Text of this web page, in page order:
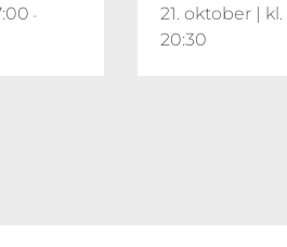
-
21. oktober | kl.
20:30